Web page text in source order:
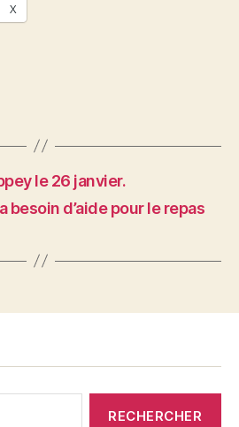
X
le 26 janvier.
besoin d’aide pour le repas